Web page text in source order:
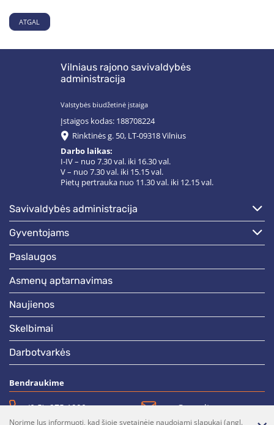
ATGAL
Vilniaus rajono savivaldybės
administracija
Valstybės biudžetinė įstaiga
Įstaigos kodas: 188708224
Rinktinės g. 50, LT-09318 Vilnius
Darbo laikas:
I-IV – nuo 7.30 val. iki 16.30 val.
V – nuo 7.30 val. iki 15.15 val.
Pietų pertrauka nuo 11.30 val. iki 12.15 val.
savivaldybės administracija
gyventojams
paslaugos
asmenų aptarnavimas
naujienos
skelbimai
darbotvarkės
Bendraukime
(0 5)  275 1990 vrsa@vrsa.lt
Norime Jus informuoti, kad šioje svetainėje naudojami slapukai (angl.